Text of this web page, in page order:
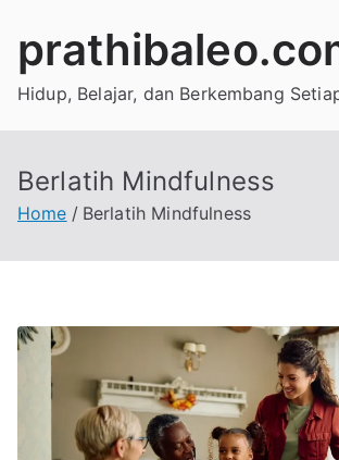
content
Hidup, Belajar, dan Berkembang
Berlatih Mindfulness
Home Berlatih Mindfulness